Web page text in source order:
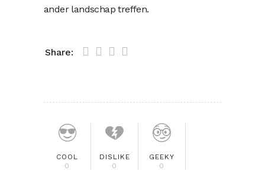
ander landschap treffen.
Share:
COOL
0
DISLIKE
0
GEEKY
0